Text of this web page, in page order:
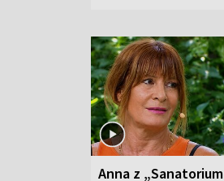
Anna z